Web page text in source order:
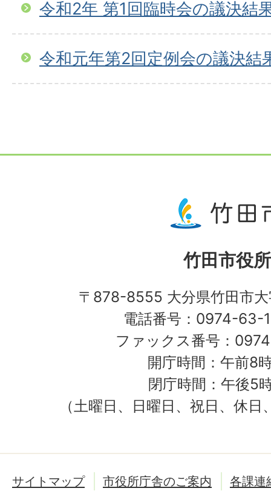
令和2年 第1回臨時会の議決結
令和元年第2回定例会の議決結
竹田市役所
〒878-8555 大分県竹田市
電話番号：0974-63-
ファックス番号：
開庁時間：午前8
閉庁時間：午後5
（土曜日、日曜日、祝日、休
サイトマップ 市役所庁舎のご案内
各課連